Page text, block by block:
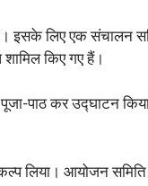
इसके लिए एक संचालन
शामिल किए गए हैं।
पाठ कर उद्घाटन
आयोजन समिति